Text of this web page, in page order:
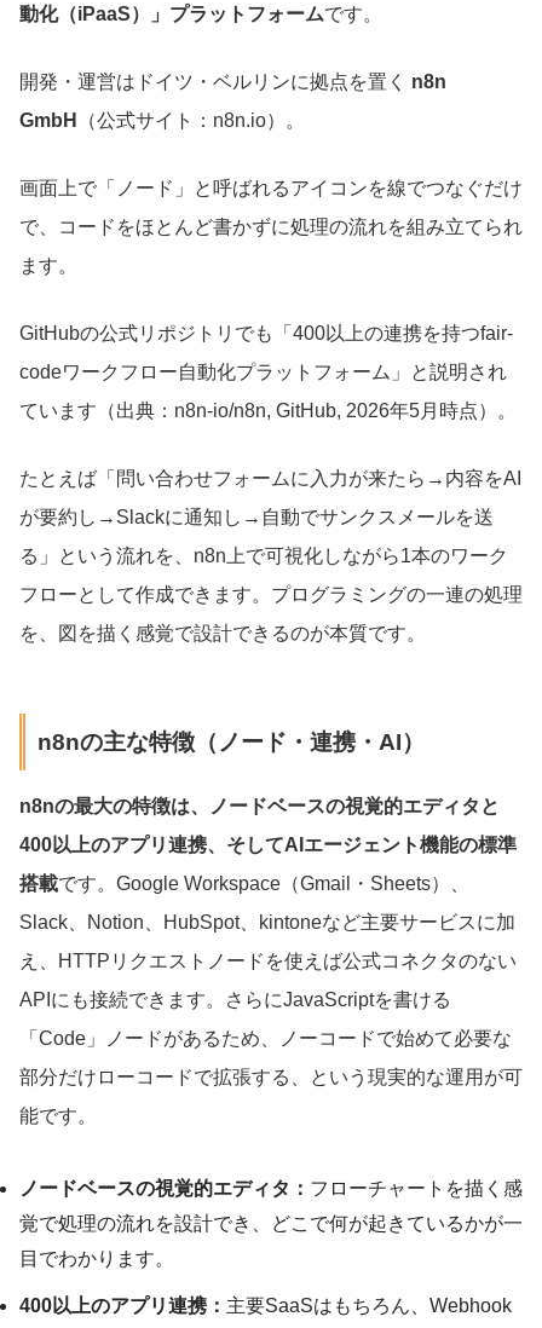
動化（iPaaS）」プラットフォームです。
開発・運営はドイツ・ベルリンに拠点を置く n8n
GmbH
（公式サイト：n8n.io）。
画面上で「ノード」と呼ばれるアイコンを線でつなぐだけ
で、コードをほとんど書かずに処理の流れを組み立てられ
ます。
GitHubの公式リポジトリでも「400以上の連携を持つfair-
codeワークフロー自動化プラットフォーム」と説明され
ています（出典：n8n-io/n8n, GitHub, 2026年5月時点）。
たとえば「問い合わせフォームに入力が来たら→内容をAI
が要約し→Slackに通知し→自動でサンクスメールを送
る」という流れを、n8n上で可視化しながら1本のワーク
フローとして作成できます。プログラミングの一連の処理
を、図を描く感覚で設計できるのが本質です。
n8nの主な特徴（ノード・連携・AI）
n8nの最大の特徴は、ノードベースの視覚的エディタと
400以上のアプリ連携、そしてAIエージェント機能の標準
搭載です。Google Workspace（Gmail・Sheets）、
Slack、Notion、HubSpot、kintoneなど主要サービスに加
え、HTTPリクエストノードを使えば公式コネクタのない
APIにも接続できます。さらにJavaScriptを書ける
「Code」ノードがあるため、ノーコードで始めて必要な
部分だけローコードで拡張する、という現実的な運用が可
能です。
ノードベースの視覚的エディタ： フローチャートを描く感
覚で処理の流れを設計でき、どこで何が起きているかが一
目でわかります。
400以上のアプリ連携： 主要SaaSはもちろん、Webhook